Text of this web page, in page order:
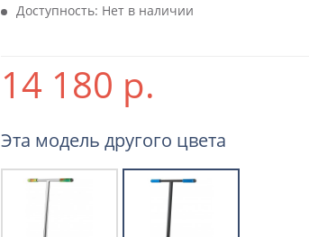
Доступность: Нет в наличии
14 180 р.
Эта модель другого цвета